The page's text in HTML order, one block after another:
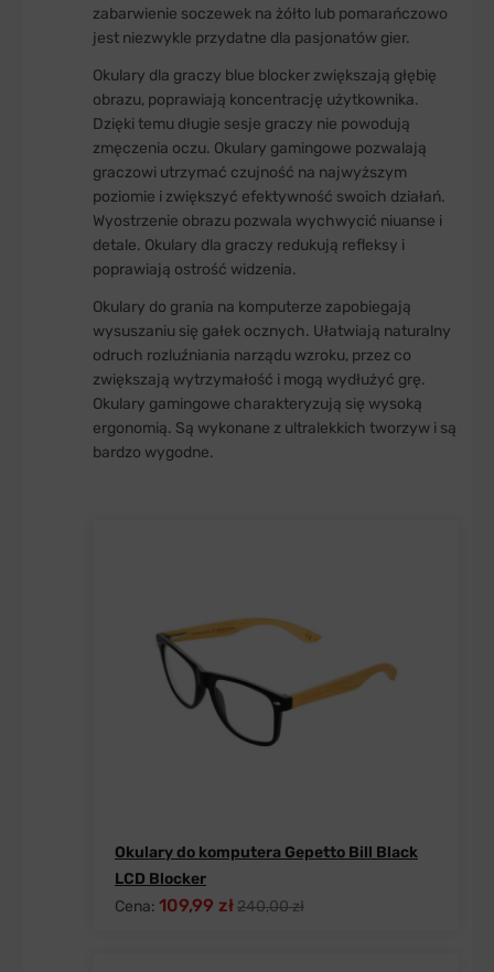
zabarwienie soczewek na żółto lub pomarańczowo
jest niezwykle przydatne dla pasjonatów gier.
Okulary dla graczy blue blocker zwiększają głębię
obrazu, poprawiają koncentrację użytkownika.
Dzięki temu długie sesje graczy nie powodują
zmęczenia oczu. Okulary gamingowe pozwalają
graczowi utrzymać czujność na najwyższym
poziomie i zwiększyć efektywność swoich działań.
Wyostrzenie obrazu pozwala wychwycić niuanse i
detale. Okulary dla graczy redukują refleksy i
poprawiają ostrość widzenia.
Okulary do grania na komputerze zapobiegają
wysuszaniu się gałek ocznych. Ułatwiają naturalny
odruch rozluźniania narządu wzroku, przez co
zwiększają wytrzymałość i mogą wydłużyć grę.
Okulary gamingowe charakteryzują się wysoką
ergonomią. Są wykonane z ultralekkich tworzyw i są
bardzo wygodne.
Okulary do komputera Gepetto Bill Black
LCD Blocker
Cena: 109,99 zł240,00 zł